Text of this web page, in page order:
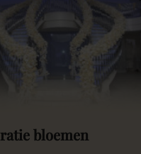
bloemen